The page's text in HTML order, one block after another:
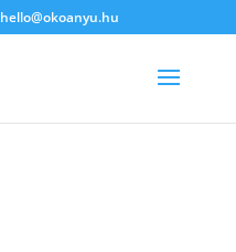
hello@okoanyu.hu